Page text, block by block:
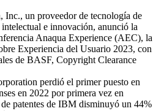
Inc., un proveedor de tecnología de
e innovación, anunció la
Anaqua Experience (AEC), la
Experiencia del Usuario 2023, con
de BASF, Copyright Clearance
perdió el primer puesto en
en 2022 por primera vez en
patentes de IBM disminuyó un 44%